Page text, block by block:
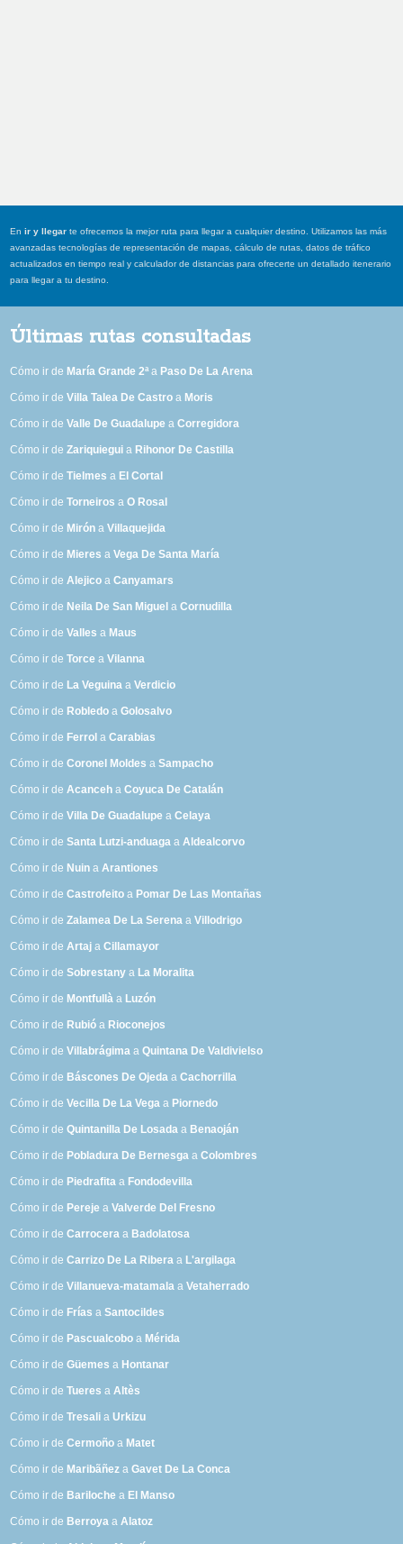
Enir y llegar te ofrecemos la mejor ruta para llegar a cualquier destino. Utilizamos las más
avanzadas tecnologías de representación de mapas, cálculo de rutas, datos de tráfico
actualizados en tiempo real y calculador de distancias para ofrecerte un detallado itenerario
para llegar a tu destino.
Últimas rutas consultadas
Cómo ir de María Grande 2ªa Paso De La Arena
Cómo ir deVilla Talea De Castro a Moris
Cómo ir deValle De Guadalupe aCorregidora
Cómo ir deZariquiegui a Rihonor De Castilla
Cómo ir deTielmes a El Cortal
Cómo ir deTorneiros aO Rosal
Cómo ir de Mirón aVillaquejida
Cómo ir de Mieres aVega De Santa María
Cómo ir deAlejico aCanyamars
Cómo ir de Neila De San Miguel aCornudilla
Cómo ir deValles a Maus
Cómo ir deTorce aVilanna
Cómo ir de La Veguina aVerdicio
Cómo ir de Robledo aGolosalvo
Cómo ir de Ferrol aCarabias
Cómo ir deCoronel Moldes aSampacho
Cómo ir deAcanceh aCoyuca De Catalán
Cómo ir deVilla De Guadalupe aCelaya
Cómo ir deSanta Lutzi-anduaga aAldealcorvo
Cómo ir de Nuin aArantiones
Cómo ir deCastrofeito a Pomar De Las Montañas
Cómo ir deZalamea De La Serena aVillodrigo
Cómo ir deArtaj aCillamayor
Cómo ir deSobrestany a La Moralita
Cómo ir de Montfullà a Luzón
Cómo ir de Rubió a Rioconejos
Cómo ir deVillabrágima aQuintana De Valdivielso
Cómo ir de Báscones De Ojeda aCachorrilla
Cómo ir deVecilla De La Vega a Piornedo
Cómo ir deQuintanilla De Losada a Benaoján
Cómo ir de Pobladura De Bernesga aColombres
Cómo ir de Piedrafita a Fondodevilla
Cómo ir de Pereje aValverde Del Fresno
Cómo ir deCarrocera a Badolatosa
Cómo ir deCarrizo De La Ribera a L'argilaga
Cómo ir deVillanueva-matamala aVetaherrado
Cómo ir de Frías aSantocildes
Cómo ir de Pascualcobo a Mérida
Cómo ir deGüemes a Hontanar
Cómo ir deTueres aAltès
Cómo ir deTresali aUrkizu
Cómo ir deCermoño a Matet
Cómo ir de Maribãñez aGavet De La Conca
Cómo ir de Bariloche a El Manso
Cómo ir de Berroya aAlatoz